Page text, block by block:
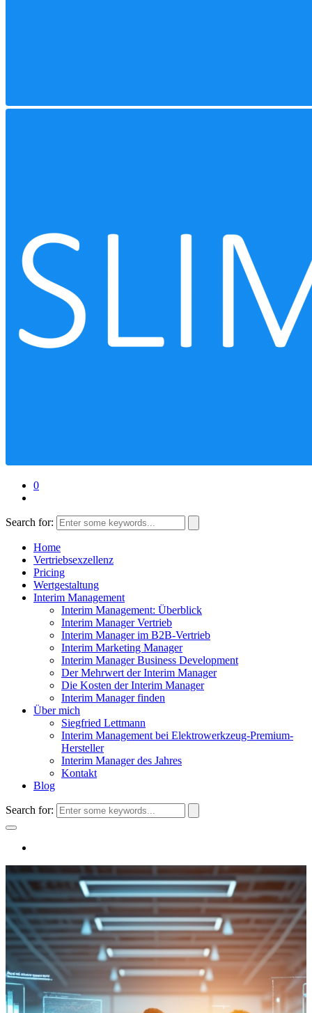
0
Search for:
Home
Vertriebsexzellenz
Pricing
Wertgestaltung
Interim Management
Interim Management: Überblick
Interim Manager Vertrieb
Interim Manager im B2B-Vertrieb
Interim Marketing Manager
Interim Manager Business Development
Der Mehrwert der Interim Manager
Die Kosten der Interim Manager
Interim Manager finden
Über mich
Siegfried Lettmann
Interim Management bei Elektrowerkzeug-Premium-
Hersteller
Interim Manager des Jahres
Kontakt
Blog
Search for: